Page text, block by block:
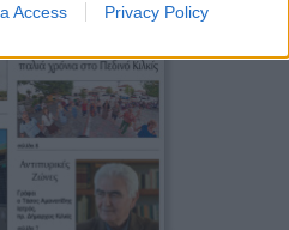
Access Privacy Policy